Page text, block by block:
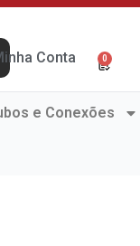
Conta
0
e Conexões